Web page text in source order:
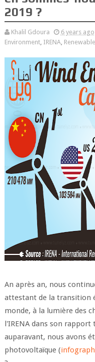
2019 ?
Khalil Gdoura 6 years ago
Environment, IRENA,
An après an, nous
attestant de la transition
monde, à la lumière des
l'IRENA dans son rapport
auparavant, nous avons
photovoltaïque (